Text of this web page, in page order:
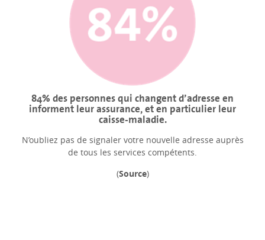
84% des personnes qui changent d’adresse en
informent leur assurance, et en particulier leur
caisse-maladie.
N’oubliez pas de signaler votre nouvelle adresse auprès
de tous les services compétents.
(Source)